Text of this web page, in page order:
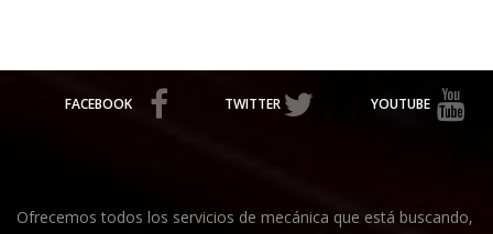
FACEBOOK TWITTER YOUTUBE
Ofrecemos todos los servicios de mecánica que está buscando,